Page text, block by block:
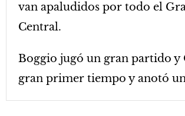
van apaludidos por todo el
Central.
Boggio jugó un gran partido y
gran primer tiempo y anotó